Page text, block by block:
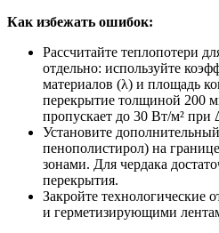
Как избежать ошибок:
Рассчитайте теплопотери
отдельно: используйте
материалов (λ) и площадь
перекрытие толщиной 200
пропускает до 30 Вт/м² при
Установите
пенополистирол) на
зонами. Для чердака
перекрытия.
Закройте технологические
и герметизирующими